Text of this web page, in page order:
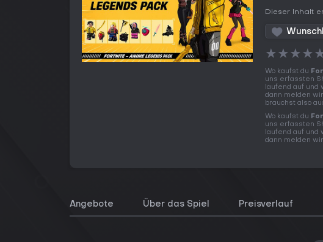
Dieser Inhalt
★★★★
Wo kaufst du
uns erfassten
laufend auf und
dann melden
brauchst also
Wo kaufst du
uns erfassten
laufend auf und
dann melden
Angebote Über das Spiel Preisverlauf